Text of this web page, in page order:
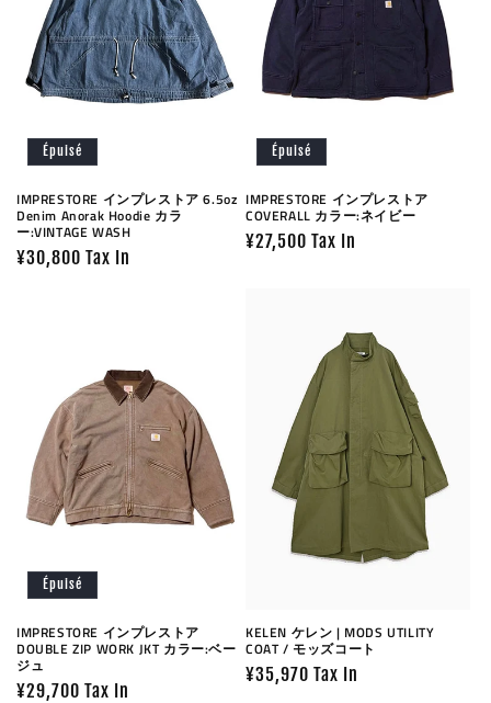
Épuisé
IMPRESTORE インプレストア 6.5oz
Denim Anorak Hoodie カラ
ー:VINTAGE WASH
Prix
¥30,800 Tax In
Épuisé
IMPRESTORE インプレストア
COVERALL カラー:ネイビー
Prix
¥27,500 Tax In
Épuisé
IMPRESTORE インプレストア
DOUBLE ZIP WORK JKT カラー:ベー
ジュ
Prix
¥29,700 Tax In
KELEN ケレン | MODS UTILITY
COAT / モッズコート
Prix
¥35,970 Tax In